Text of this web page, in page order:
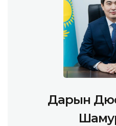
Дарын